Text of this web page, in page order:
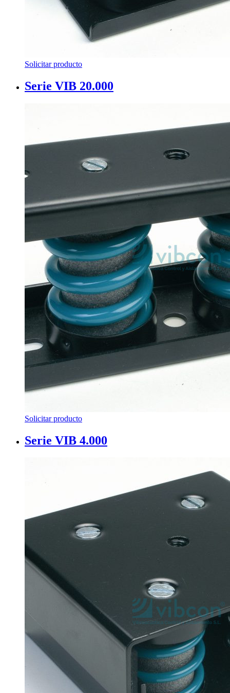
Solicitar producto
Serie VIB 20.000
Solicitar producto
Serie VIB 4.000